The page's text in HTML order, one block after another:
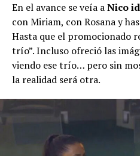
En el avance se veía aNico
con Miriam, con Rosana y
Hasta que el promocionado
trío”. Incluso ofreció las
viendo ese trío… pero sin
la realidad será otra.